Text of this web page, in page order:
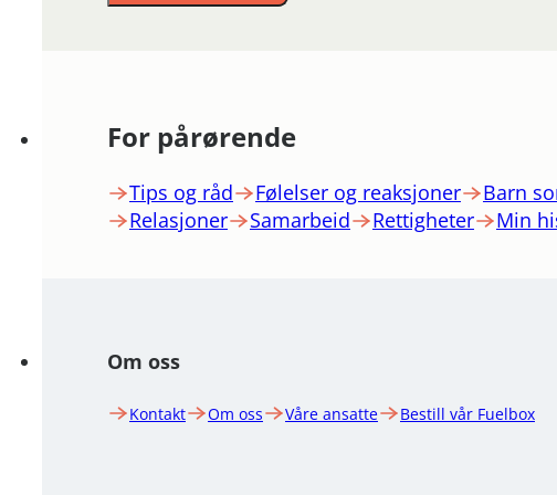
For pårørende
Tips og råd Følelser og reaksjoner Barn
Relasjoner
Samarbeid Rettigheter Min
Om oss
Kontakt Om oss Våre ansatte Bestill vår Fuelbox